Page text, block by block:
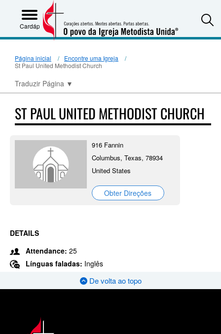
Cardápio
Página inicial
Encontre uma Igreja
St Paul United Methodist Church
Traduzir Página ▼
ST PAUL UNITED METHODIST CHURCH
916 Fannin
Columbus, Texas, 78934
United States
Obter Direções
DETAILS
Attendance: 25
Línguas faladas: Inglês
De volta ao topo